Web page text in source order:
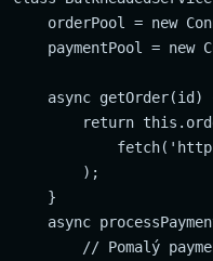
orderPool = new
paymentPool = new
async getOrder(id)
return
        );
    }
async
// Pomalý